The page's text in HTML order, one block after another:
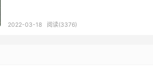
2022-03-18 阅读(3376)